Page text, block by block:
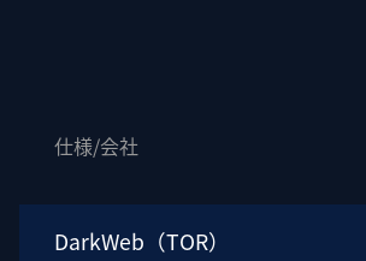
仕様/会社
DarkWeb（TOR）